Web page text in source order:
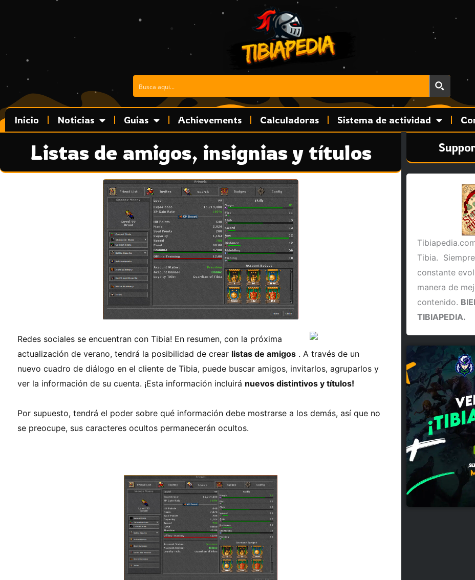
Inicio Noticias Guias Achievements Calculadoras Sistema de actividad
Listas de amigos, insignias y títulos
Redes sociales se encuentran con Tibia! En resumen, con la próxima
actualización de verano, tendrá la posibilidad de crear listas de amigos . A través de un
nuevo cuadro de diálogo en el cliente de Tibia, puede buscar amigos, invitarlos, agruparlos y
ver la información de su cuenta. ¡Esta información incluirá nuevos distintivos y títulos!
Por supuesto, tendrá el poder sobre qué información debe mostrarse a los demás, así que no
se preocupe, sus caracteres ocultos permanecerán ocultos.
Tibia.
constante
manera de
contenido.
TIBIAPEDIA.